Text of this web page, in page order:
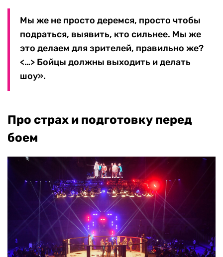
Мы же не просто деремся, просто чтобы
подраться, выявить, кто сильнее. Мы же
это делаем для зрителей, правильно же?
<…> Бойцы должны выходить и делать
шоу».
Про страх и подготовку перед
боем